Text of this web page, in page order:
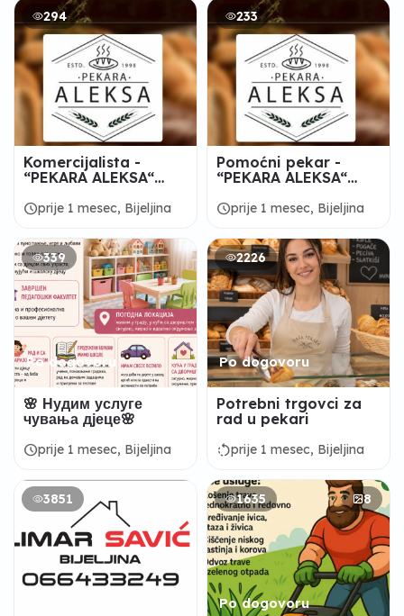
294
Komercijalista -
“PEKARA ALEKSA“
scheduleprije 1 mesec, Bijeljina
233
Pomoćni pekar -
“PEKARA ALEKSA“
scheduleprije 1 mesec, Bijeljina
339
Po dogovoru
🌸 Нудим услуге
чувања дјеце🌸
scheduleprije 1 mesec, Bijeljina
2226
Po dogovoru
Potrebni trgovci za
rad u pekari
rotate_leftprije 1 mesec, Bijeljina
3851 1635 8
Po dogovoru